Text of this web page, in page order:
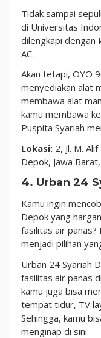
Tidak sampai
di Universitas
dilengkapi dengan
AC.
Akan tetapi, OYO
menyediakan alat
membawa alat
kamu membawa
Puspita Syariah
Lokasi: 2, Jl. M.
Depok, Jawa
4. Urban 24
Kamu ingin
Depok yang
fasilitas air panas?
menjadi pilihan
Urban 24 Syariah
fasilitas air panas
kamu juga bisa
tempat tidur, TV
Sehingga, kamu
menginap di sini.